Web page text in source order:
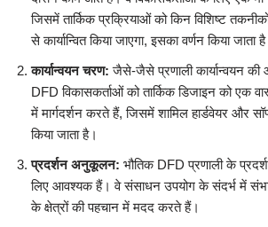
जिसमें तार्किक प्रक्रियाओं को किन विशिष्ट
से कार्यान्वित किया जाएगा, इसका वर्णन किया जाता
कार्यान्वयन चरण: जैसे-जैसे प्रणाली कार्यान्वयन की
DFD विकासकर्ताओं को तार्किक डिजाइन को एक
में मार्गदर्शन करते हैं, जिसमें शामिल हार्डवेयर और
किया जाता है।
प्रदर्शन अनुकूलन: भौतिक DFD प्रणाली के
लिए आवश्यक हैं। वे संसाधन उपयोग के संदर्भ में
के क्षेत्रों की पहचान में मदद करते हैं।